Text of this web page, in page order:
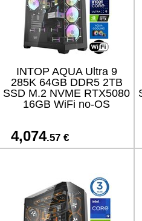
INTOP AQUA Ultra 9
285K 64GB DDR5 2TB
SSD M.2 NVME RTX5080
16GB WiFi no-OS
4,074.57 €